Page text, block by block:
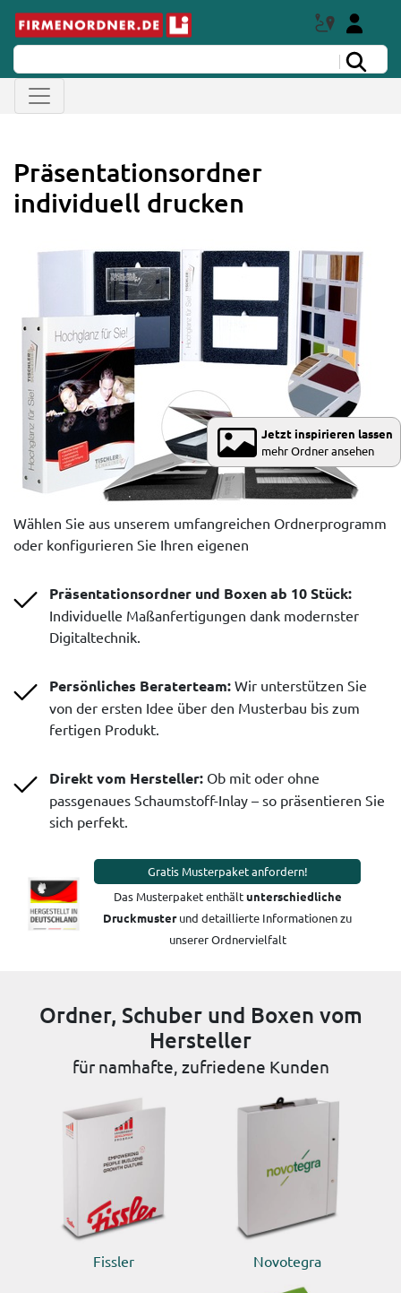
Präsentationsordner
individuell drucken
Jetzt inspirieren lassen
mehr Ordner ansehen
Wählen Sie aus unserem umfangreichen Ordnerprogramm
oder konfigurieren Sie Ihren eigenen
Präsentationsordner und Boxen ab 10 Stück:
Individuelle Maßanfertigungen dank modernster
Digitaltechnik.
Persönliches Beraterteam: Wir unterstützen Sie
von der ersten Idee über den Musterbau bis zum
fertigen Produkt.
Direkt vom Hersteller: Ob mit oder ohne
passgenaues Schaumstoff-Inlay – so präsentieren Sie
sich perfekt.
Gratis Musterpaket anfordern!
Das Musterpaket enthältunterschiedliche
Druckmusterund detaillierte Informationen zu
unserer Ordnervielfalt
Ordner, Schuber und Boxen vom
Hersteller
für namhafte, zufriedene Kunden
Fissler Novotegra